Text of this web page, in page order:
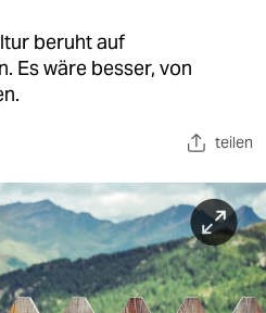
beruht auf
Es wäre besser, von
teilen